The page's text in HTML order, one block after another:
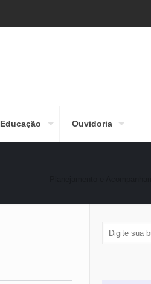
Educação Ouvidoria